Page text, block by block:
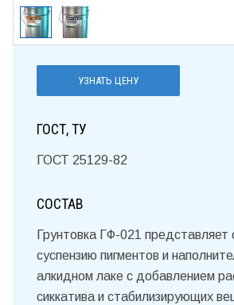
УЗНАТЬ ЦЕНУ
ГОСТ, ТУ
ГОСТ 25129-82
СОСТАВ
Грунтовка ГФ-021 представляет
суспензию пигментов и
алкидном лаке с добавлением
сиккатива и стабилизирующих